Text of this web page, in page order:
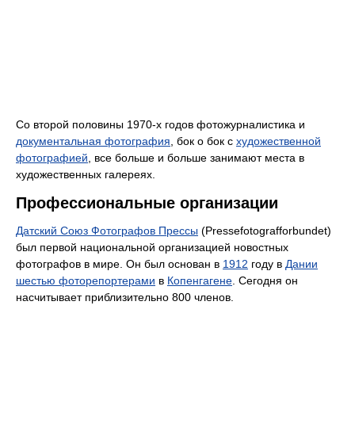
Со второй половины 1970-х годов фотожурналистика и
документальная фотография, бок о бок с художественной
фотографией, все больше и больше занимают места в
художественных галереях.
Профессиональные организации
Датский Союз Фотографов Прессы (Pressefotografforbundet)
был первой национальной организацией новостных
фотографов в мире. Он был основан в 1912 году в Дании
шестью фоторепортерами в Копенгагене. Сегодня он
насчитывает приблизительно 800 членов.